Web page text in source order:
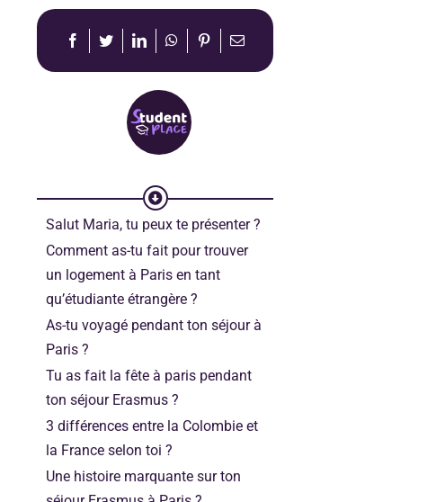
Salut Maria, tu peux te présenter ?
Comment as-tu fait pour trouver
un logement à Paris en tant
qu’étudiante étrangère ?
As-tu voyagé pendant ton séjour à
Paris ?
Tu as fait la fête à paris pendant
ton séjour Erasmus ?
3 différences entre la Colombie et
la France selon toi ?
Une histoire marquante sur ton